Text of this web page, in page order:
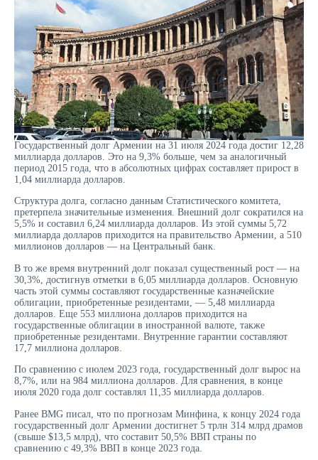
Государственный долг Армении на 31 июля 2024 года достиг 12,28
миллиарда долларов. Это на 9,3% больше, чем за аналогичный
период 2015 года, что в абсолютных цифрах составляет прирост в
1,04 миллиарда долларов.
Структура долга, согласно данным Статистического комитета,
претерпела значительные изменения. Внешний долг сократился на
5,5% и составил 6,24 миллиарда долларов. Из этой суммы 5,72
миллиарда долларов приходится на правительство Армении, а 510
миллионов долларов — на Центральный банк.
В то же время внутренний долг показал существенный рост — на
30,3%, достигнув отметки в 6,05 миллиарда долларов. Основную
часть этой суммы составляют государственные казначейские
облигации, приобретенные резидентами, — 5,48 миллиарда
долларов. Еще 553 миллиона долларов приходится на
государственные облигации в иностранной валюте, также
приобретенные резидентами. Внутренние гарантии составляют
17,7 миллиона долларов.
По сравнению с июлем 2023 года, государственный долг вырос на
8,7%, или на 984 миллиона долларов. Для сравнения, в конце
июля 2020 года долг составлял 11,35 миллиарда долларов.
Ранее BMG писал, что по прогнозам Минфина, к концу 2024 года
государственный долг Армении достигнет 5 трлн 314 млрд драмов
(свыше $13,5 млрд), что составит 50,5% ВВП страны по
сравнению с 49,3% ВВП в конце 2023 года.